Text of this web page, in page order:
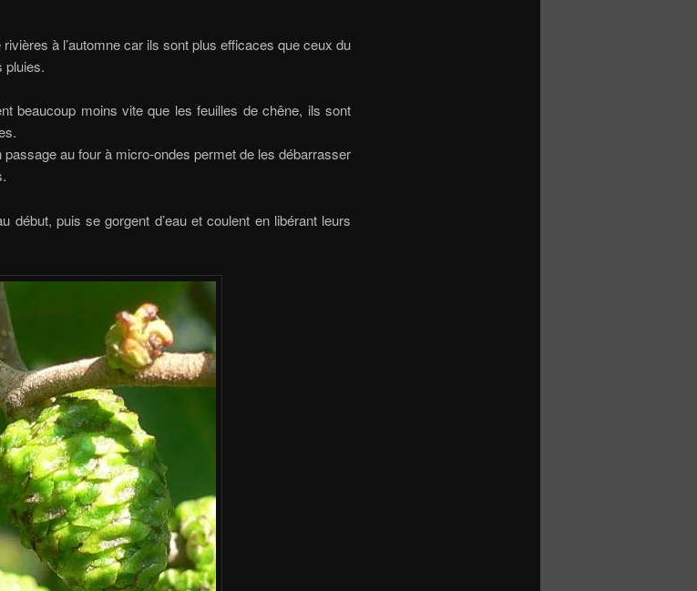
à l’automne car ils sont plus efficaces que ceux du
pluies.
beaucoup moins vite que les feuilles de chêne, ils sont
au four à micro-ondes permet de les débarrasser
début, puis se gorgent d’eau et coulent en libérant leurs